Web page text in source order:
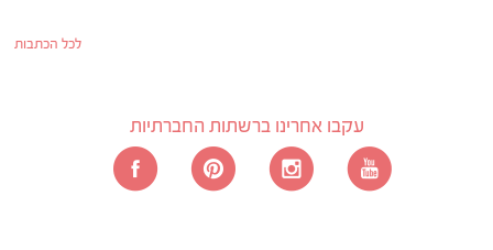
לכל הכתבות
עקבו אחרינו ברשתות החברתיות